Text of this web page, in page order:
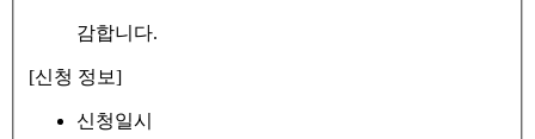
감합니다.
[신청 정보]
신청일시